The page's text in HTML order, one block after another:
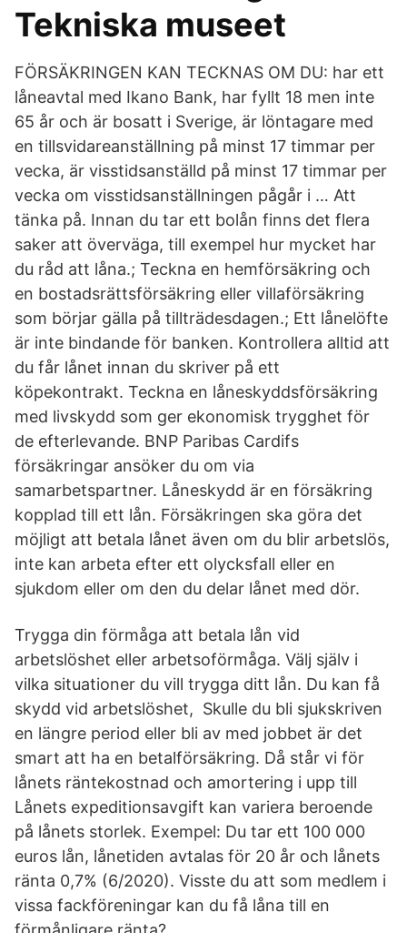
Tekniska museet
FÖRSÄKRINGEN KAN TECKNAS OM DU: har ett
låneavtal med Ikano Bank, har fyllt 18 men inte
65 år och är bosatt i Sverige, är löntagare med
en tillsvidareanställning på minst 17 timmar per
vecka, är visstidsanställd på minst 17 timmar per
vecka om visstidsanställningen pågår i … Att
tänka på. Innan du tar ett bolån finns det flera
saker att överväga, till exempel hur mycket har
du råd att låna.; Teckna en hemförsäkring och
en bostadsrättsförsäkring eller villaförsäkring
som börjar gälla på tillträdesdagen.; Ett lånelöfte
är inte bindande för banken. Kontrollera alltid att
du får lånet innan du skriver på ett
köpekontrakt. Teckna en låneskyddsförsäkring
med livskydd som ger ekonomisk trygghet för
de efterlevande. BNP Paribas Cardifs
försäkringar ansöker du om via
samarbetspartner. Låneskydd är en försäkring
kopplad till ett lån. Försäkringen ska göra det
möjligt att betala lånet även om du blir arbetslös,
inte kan arbeta efter ett olycksfall eller en
sjukdom eller om den du delar lånet med dör.
Trygga din förmåga att betala lån vid
arbetslöshet eller arbetsoförmåga. Välj själv i
vilka situationer du vill trygga ditt lån. Du kan få
skydd vid arbetslöshet, Skulle du bli sjukskriven
en längre period eller bli av med jobbet är det
smart att ha en betalförsäkring. Då står vi för
lånets räntekostnad och amortering i upp till
Lånets expeditionsavgift kan variera beroende
på lånets storlek. Exempel: Du tar ett 100 000
euros lån, lånetiden avtalas för 20 år och lånets
ränta 0,7% (6/2020). Visste du att som medlem i
vissa fackföreningar kan du få låna till en